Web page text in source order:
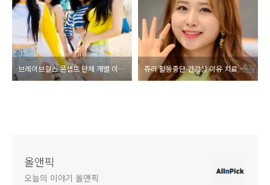
브레이브걸스 콘셉트 단체 개별 이미지 썸머퀸 공개 17일 컴백 확정 쥬리 활동중단 건강상 이유 치료 전념 나이 국적 일본 로켓펀치 잠시 5인 체체 활동 신곡 링링 뮤직비디오 더쇼 컴백 무대 영상
올앤픽
오늘의 이야기 올앤픽